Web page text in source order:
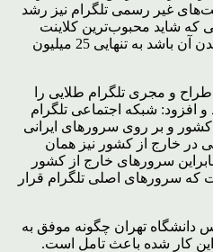
غیر رسمی تلگرام نیز رشد
که شاید محبوب‌ترین کلاینت
غیررسمی تلگرام بعد از فیلتر شدن آن باشد به تنهایی 25 میلیون
و مجری تلگرام طلایی را
و افزود: شبکه اجتماعی تلگرام
و بر روی سرورهای ایرانی
در خارج از کشور نیز همان
سرورهای خارج از کشور
که سرورهای اصلی تلگرام قرار
دانشگاه تهران چگونه موفق به
کار شده باعث تامل است.